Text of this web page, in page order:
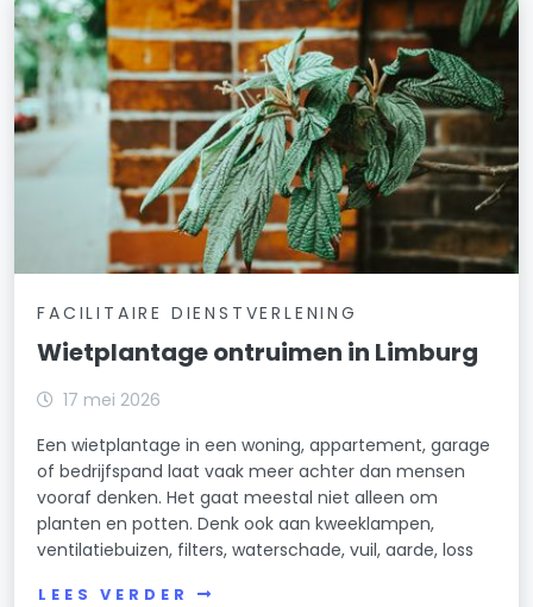
FACILITAIRE DIENSTVERLENING
Wietplantage ontruimen in Limburg
17 mei 2026
Een wietplantage in een woning, appartement, garage
of bedrijfspand laat vaak meer achter dan mensen
vooraf denken. Het gaat meestal niet alleen om
planten en potten. Denk ook aan kweeklampen,
ventilatiebuizen, filters, waterschade, vuil, aarde, loss
LEES VERDER